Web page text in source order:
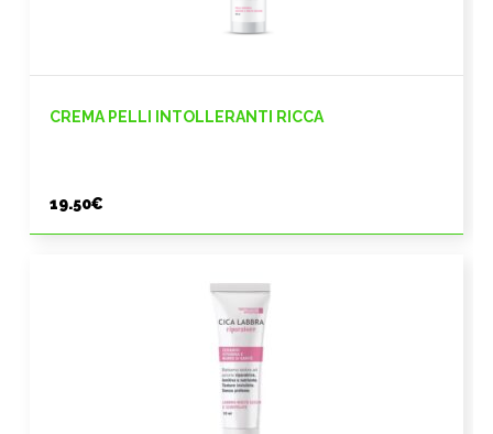
CREMA PELLI INTOLLERANTI RICCA
19.50€